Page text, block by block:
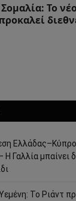
Το
Η Γαλλία μπαίνει
Το Ριάντ